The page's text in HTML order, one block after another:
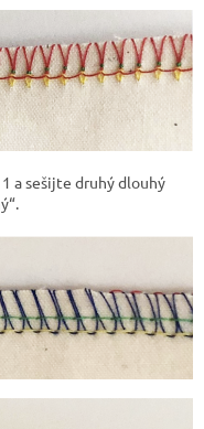
a sešijte druhý dlouhý